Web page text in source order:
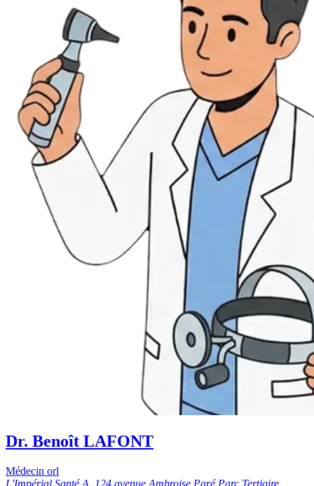
Dr. Benoît LAFONT
Médecin orl
L'Impérial Santé A, 124 avenue Ambroise Paré Parc Tertiaire